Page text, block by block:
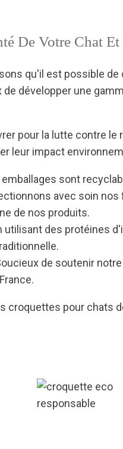
De Votre Chat
qu'il est possible
de développer une
pour la lutte contre
leur impact
sont
avec soin nos
de nos produits.
utilisant des protéines
de soutenir
croquettes pour chats